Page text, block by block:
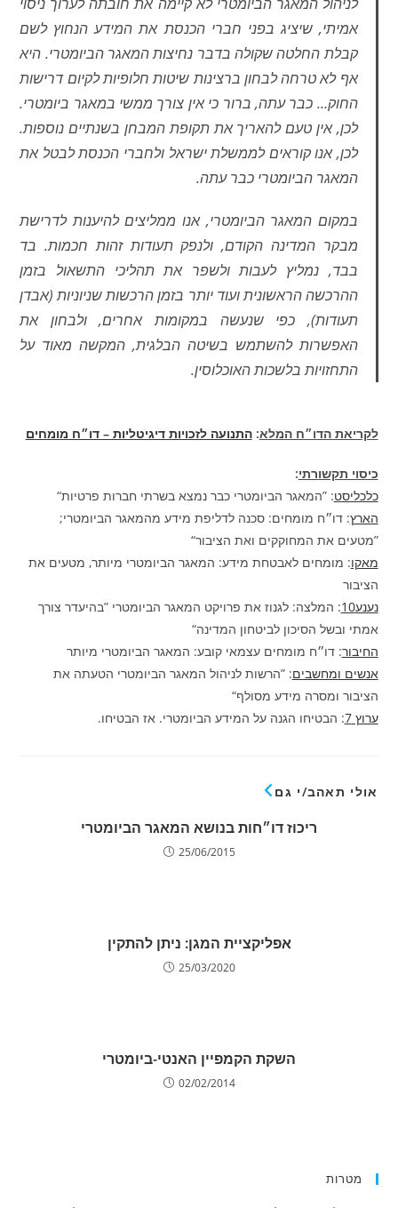
אמיתי, שיציג בפני חברי הכנסת את המידע הנחוץ לשם
קבלת החלטה שקולה בדבר נחיצות המאגר הביומטרי. היא
אף לא טרחה לבחון ברצינות שיטות חלופיות לקיום דרישות
החוק… כבר עתה, ברור כי אין צורך ממשי במאגר ביומטרי.
לכן, אין טעם להאריך את תקופת המבחן בשנתיים נוספות.
לכן, אנו קוראים לממשלת ישראל ולחברי הכנסת לבטל את
המאגר הביומטרי כבר עתה.
במקום המאגר הביומטרי, אנו ממליצים להיענות לדרישת
מבקר המדינה הקודם, ולנפק תעודות זהות חכמות. בד
בבד, נמליץ לעבות ולשפר את תהליכי התשאול בזמן
ההרכשה הראשונית ועוד יותר בזמן הרכשות שניוניות (אבדן
תעודות), כפי שנעשה במקומות אחרים, ולבחון את
האפשרות להשתמש בשיטה הבלגית, המקשה מאוד על
התחזויות בלשכות האוכלוסין.
לקריאת הדו״ח המלא:התנועה לזכויות דיגיטליות – דו״ח מומחים
כיסוי תקשורתי:
כלכליסט: ”המאגר הביומטרי כבר נמצא בשרתי חברות פרטיות“
הארץ: דו״ח מומחים: סכנה לדליפת מידע מהמאגר הביומטרי;
”מטעים את המחוקקים ואת הציבור“
מאקו: מומחים לאבטחת מידע: המאגר הביומטרי מיותר, מטעים את
הציבור
נענע10
: המלצה: לגנוז את פרויקט המאגר הביומטרי ”בהיעדר צורך
אמתי ובשל הסיכון לביטחון המדינה“
החיבור: דו״ח מומחים עצמאי קובע: המאגר הביומטרי מיותר
אנשים ומחשבים: ”הרשות לניהול המאגר הביומטרי הטעתה את
הציבור ומסרה מידע מסולף“
ערוץ 7 : הבטיחו הגנה על המידע הביומטרי. אז הבטיחו.
אולי תאהב/י גם
ריכוז דו״חות בנושא המאגר הביומטרי
25/06/2015
אפליקציית המגן: ניתן להתקין
25/03/2020
השקת הקמפיין האנטי-ביומטרי
02/02/2014
מטרות